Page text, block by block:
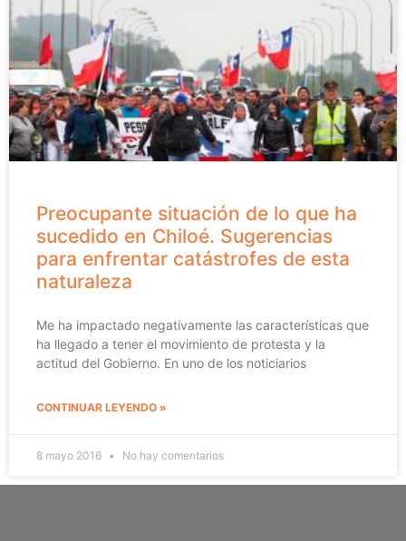
Preocupante situación de lo que ha
sucedido en Chiloé. Sugerencias
para enfrentar catástrofes de esta
naturaleza
Me ha impactado negativamente las características que
ha llegado a tener el movimiento de protesta y la
actitud del Gobierno. En uno de los noticiarios
CONTINUAR LEYENDO »
8 mayo 2016 No hay comentarios